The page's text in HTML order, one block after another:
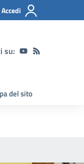
Accedi
su:
del sito